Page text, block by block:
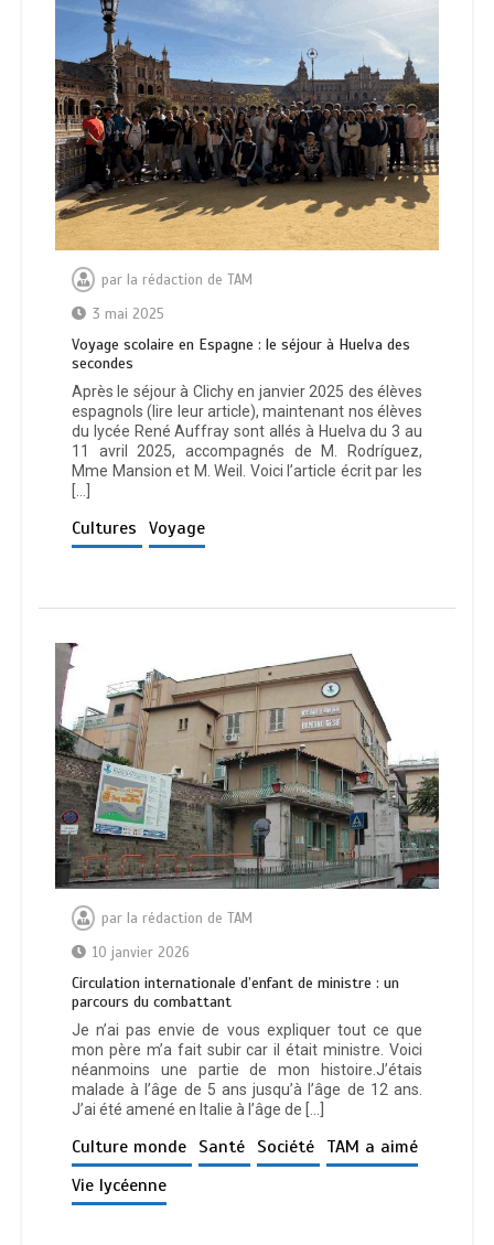
par la rédaction de TAM
3 mai 2025
Voyage scolaire en Espagne : le séjour à Huelva des
secondes
Après le séjour à Clichy en janvier 2025 des élèves
espagnols (lire leur article), maintenant nos élèves
du lycée René Auffray sont allés à Huelva du 3 au
11 avril 2025, accompagnés de M. Rodríguez,
Mme Mansion et M. Weil. Voici l’article écrit par les
Cultures Voyage
par la rédaction de TAM
10 janvier 2026
Circulation internationale d’enfant de ministre : un
parcours du combattant
Je n’ai pas envie de vous expliquer tout ce que
mon père m’a fait subir car il était ministre. Voici
néanmoins une partie de mon histoire.J’étais
malade à l’âge de 5 ans jusqu’à l’âge de 12 ans.
J’ai été amené en Italie à l’âge de […]
Culture monde Santé Société TAM a aimé
Vie lycéenne